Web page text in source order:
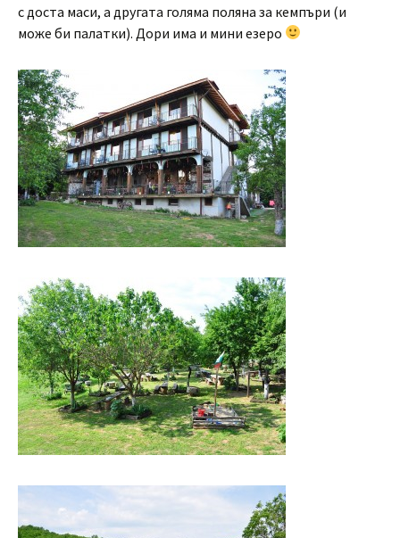
с доста маси, а другата голяма поляна за кемпъри (и
може би палатки). Дори има и мини езеро